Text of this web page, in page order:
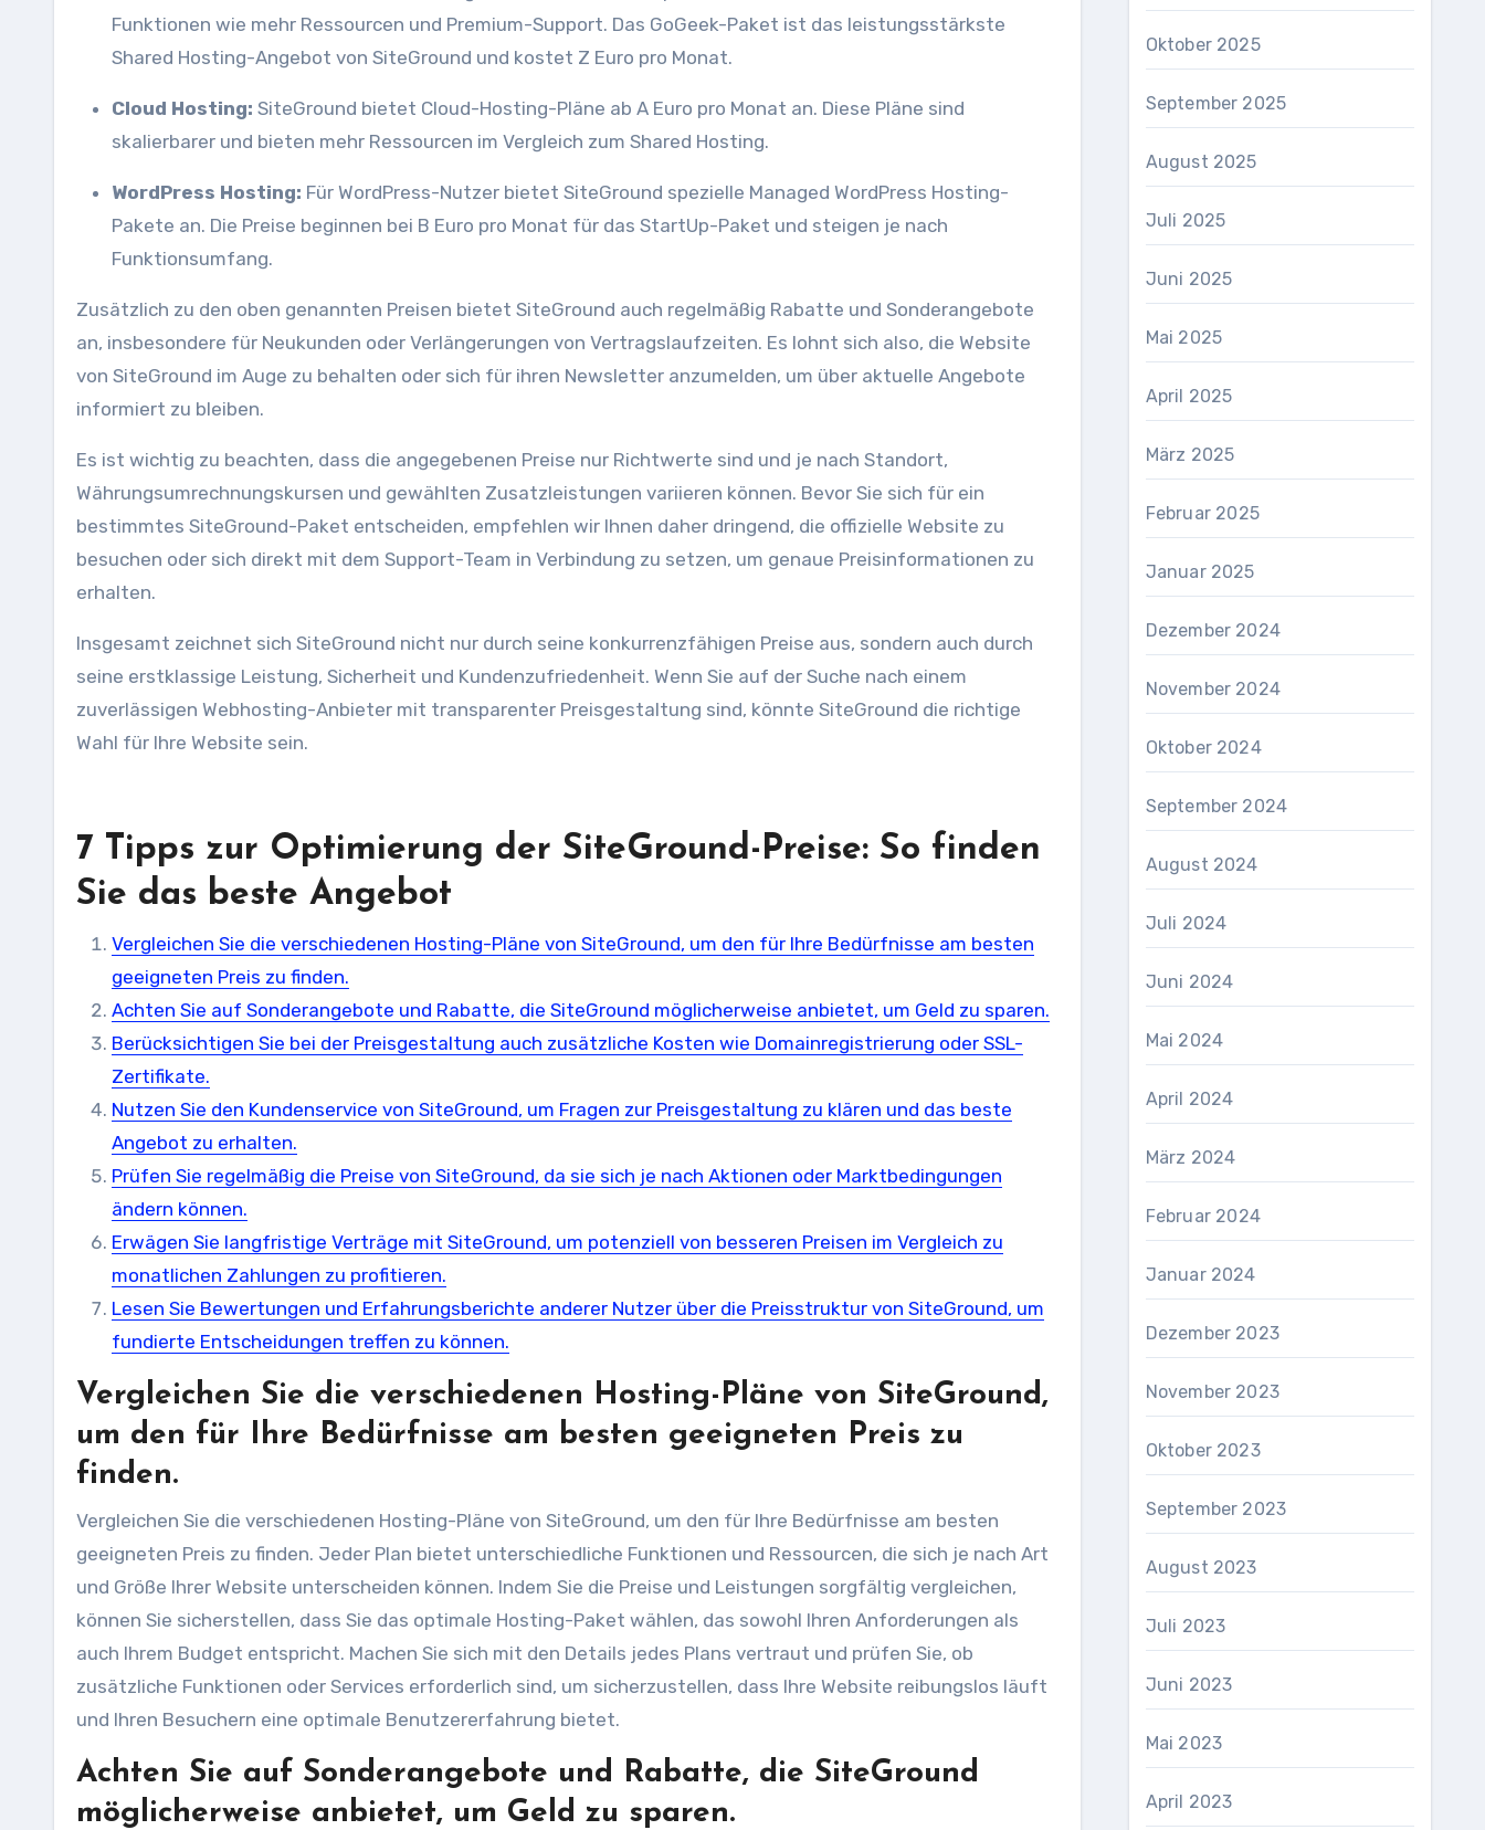
Funktionen wie mehr Ressourcen und Premium-Support. Das GoGeek-Paket ist das leistungsstärkste
Shared Hosting-Angebot von SiteGround und kostet Z Euro pro Monat.
Cloud Hosting: SiteGround bietet Cloud-Hosting-Pläne ab A Euro pro Monat an. Diese Pläne sind
skalierbarer und bieten mehr Ressourcen im Vergleich zum Shared Hosting.
WordPress Hosting: Für WordPress-Nutzer bietet SiteGround spezielle Managed WordPress Hosting-
Pakete an. Die Preise beginnen bei B Euro pro Monat für das StartUp-Paket und steigen je nach
Funktionsumfang.
Zusätzlich zu den oben genannten Preisen bietet SiteGround auch regelmäßig Rabatte und Sonderangebote
an, insbesondere für Neukunden oder Verlängerungen von Vertragslaufzeiten. Es lohnt sich also, die Website
von SiteGround im Auge zu behalten oder sich für ihren Newsletter anzumelden, um über aktuelle Angebote
informiert zu bleiben.
Es ist wichtig zu beachten, dass die angegebenen Preise nur Richtwerte sind und je nach Standort,
Währungsumrechnungskursen und gewählten Zusatzleistungen variieren können. Bevor Sie sich für ein
bestimmtes SiteGround-Paket entscheiden, empfehlen wir Ihnen daher dringend, die offizielle Website zu
besuchen oder sich direkt mit dem Support-Team in Verbindung zu setzen, um genaue Preisinformationen zu
erhalten.
Insgesamt zeichnet sich SiteGround nicht nur durch seine konkurrenzfähigen Preise aus, sondern auch durch
seine erstklassige Leistung, Sicherheit und Kundenzufriedenheit. Wenn Sie auf der Suche nach einem
zuverlässigen Webhosting-Anbieter mit transparenter Preisgestaltung sind, könnte SiteGround die richtige
Wahl für Ihre Website sein.
7 Tipps zur Optimierung der SiteGround-Preise: So finden
Sie das beste Angebot
Vergleichen Sie die verschiedenen Hosting-Pläne von SiteGround, um den für Ihre Bedürfnisse am besten
geeigneten Preis zu finden.
Achten Sie auf Sonderangebote und Rabatte, die SiteGround möglicherweise anbietet, um Geld zu sparen.
Berücksichtigen Sie bei der Preisgestaltung auch zusätzliche Kosten wie Domainregistrierung oder SSL-
Zertifikate.
Nutzen Sie den Kundenservice von SiteGround, um Fragen zur Preisgestaltung zu klären und das beste
Angebot zu erhalten.
Prüfen Sie regelmäßig die Preise von SiteGround, da sie sich je nach Aktionen oder Marktbedingungen
ändern können.
Erwägen Sie langfristige Verträge mit SiteGround, um potenziell von besseren Preisen im Vergleich zu
monatlichen Zahlungen zu profitieren.
Lesen Sie Bewertungen und Erfahrungsberichte anderer Nutzer über die Preisstruktur von SiteGround, um
fundierte Entscheidungen treffen zu können.
Vergleichen Sie die verschiedenen Hosting-Pläne von SiteGround,
um den für Ihre Bedürfnisse am besten geeigneten Preis zu
finden.
Vergleichen Sie die verschiedenen Hosting-Pläne von SiteGround, um den für Ihre Bedürfnisse am besten
geeigneten Preis zu finden. Jeder Plan bietet unterschiedliche Funktionen und Ressourcen, die sich je nach Art
und Größe Ihrer Website unterscheiden können. Indem Sie die Preise und Leistungen sorgfältig vergleichen,
können Sie sicherstellen, dass Sie das optimale Hosting-Paket wählen, das sowohl Ihren Anforderungen als
auch Ihrem Budget entspricht. Machen Sie sich mit den Details jedes Plans vertraut und prüfen Sie, ob
zusätzliche Funktionen oder Services erforderlich sind, um sicherzustellen, dass Ihre Website reibungslos läuft
und Ihren Besuchern eine optimale Benutzererfahrung bietet.
Achten Sie auf Sonderangebote und Rabatte, die SiteGround
möglicherweise anbietet, um Geld zu sparen.
Oktober 2025
September 2025
August 2025
Juli 2025
Juni 2025
Mai 2025
April 2025
März 2025
Februar 2025
Januar 2025
Dezember 2024
November 2024
Oktober 2024
September 2024
August 2024
Juli 2024
Juni 2024
Mai 2024
April 2024
März 2024
Februar 2024
Januar 2024
Dezember 2023
November 2023
Oktober 2023
September 2023
August 2023
Juli 2023
Juni 2023
Mai 2023
April 2023